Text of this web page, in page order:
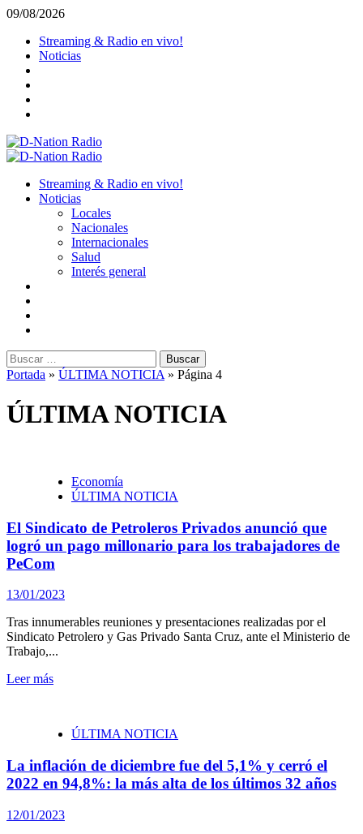
Saltar
contenido
09/08/2026
Streaming & Radio en vivo!
Noticias
Menú
Streaming & Radio en vivo!
Noticias
Locales
Nacionales
Internacionales
Salud
Interés general
Buscar:
Portada » ÚLTIMA NOTICIA » Página 4
ÚLTIMA NOTICIA
Economía
ÚLTIMA NOTICIA
El Sindicato de Petroleros Privados anunció que
logró un pago millonario para los trabajadores de
PeCom
13/01/2023
Tras innumerables reuniones y presentaciones realizadas por el
Sindicato Petrolero y Gas Privado Santa Cruz, ante el Ministerio de
Trabajo,...
Leer más
ÚLTIMA NOTICIA
La inflación de diciembre fue del 5,1% y cerró el
2022 en 94,8%: la más alta de los últimos 32 años
12/01/2023